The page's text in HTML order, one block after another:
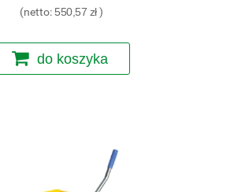
(netto: 550,57 zł)
do koszyka